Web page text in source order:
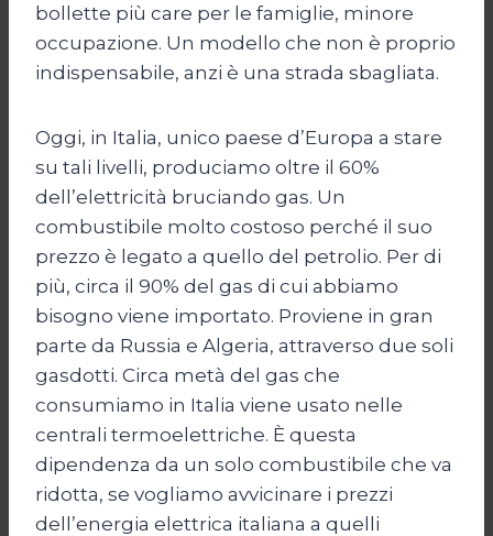
bollette più care per le famiglie, minore
occupazione. Un modello che non è proprio
indispensabile, anzi è una strada sbagliata.
Oggi, in Italia, unico paese d’Europa a stare
su tali livelli, produciamo oltre il 60%
dell’elettricità bruciando gas. Un
combustibile molto costoso perché il suo
prezzo è legato a quello del petrolio. Per di
più, circa il 90% del gas di cui abbiamo
bisogno viene importato. Proviene in gran
parte da Russia e Algeria, attraverso due soli
gasdotti. Circa metà del gas che
consumiamo in Italia viene usato nelle
centrali termoelettriche. È questa
dipendenza da un solo combustibile che va
ridotta, se vogliamo avvicinare i prezzi
dell’energia elettrica italiana a quelli